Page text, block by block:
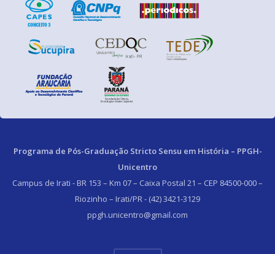
Programa de Pós-Graduação Stricto Sensu em História – PPGH-
Unicentro
Campus de Irati - BR 153 – Km 07 – Caixa Postal 21 – CEP 84500-000 –
Riozinho – Irati/PR - (42) 3421-3129
ppgh.unicentro@gmail.com